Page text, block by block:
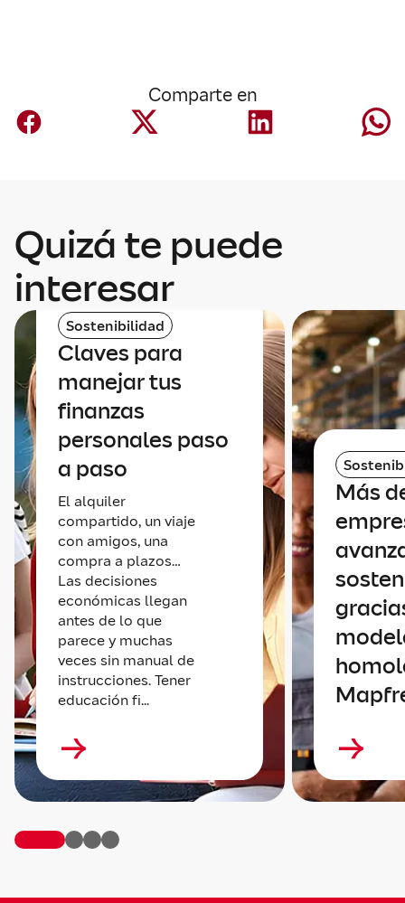
Comparte en
Quizá te puede
interesar
Sostenibilidad
Claves para
manejar tus
finanzas
personales paso
a paso
El alquiler
compartido, un viaje
con amigos, una
compra a plazos…
Las decisiones
económicas llegan
antes de lo que
parece y muchas
veces sin manual de
instrucciones. Tener
educación fi...
Más